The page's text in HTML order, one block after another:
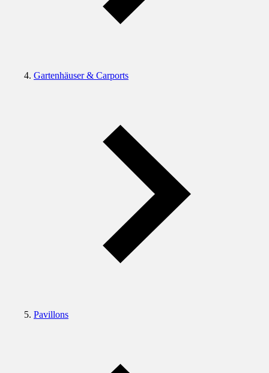
Gartenhäuser & Carports
Pavillons